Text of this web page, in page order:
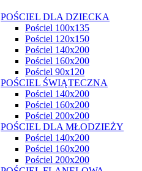
POŚCIEL DLA DZIECKA
Pościel 100x135
Pościel 120x150
Pościel 140x200
Pościel 160x200
Pościel 90x120
POŚCIEL ŚWIĄTECZNA
Pościel 140x200
Pościel 160x200
Pościel 200x200
POŚCIEL DLA MŁODZIEŻY
Pościel 140x200
Pościel 160x200
Pościel 200x200